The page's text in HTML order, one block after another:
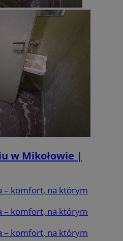
w Mikołowie |